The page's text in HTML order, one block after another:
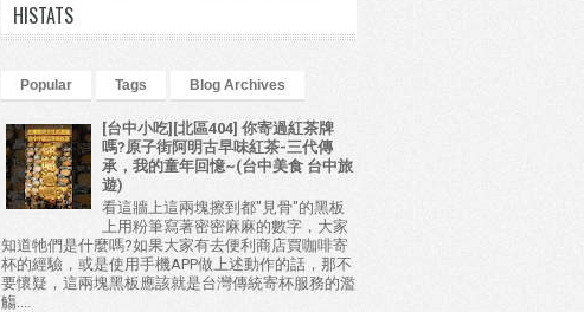
HISTATS
Popular Tags Blog Archives
[台中小吃][北區404] 你寄過紅茶牌
嗎?原子街阿明古早味紅茶-三代傳
承，我的童年回憶~(台中美食 台中旅
遊)
看這牆上這兩塊擦到都"見骨"的黑板
上用粉筆寫著密密麻麻的數字，大家
知道牠們是什麼嗎?如果大家有去便利商店買咖啡寄
杯的經驗，或是使用手機APP做上述動作的話，那不
要懷疑，這兩塊黑板應該就是台灣傳統寄杯服務的濫
觴....